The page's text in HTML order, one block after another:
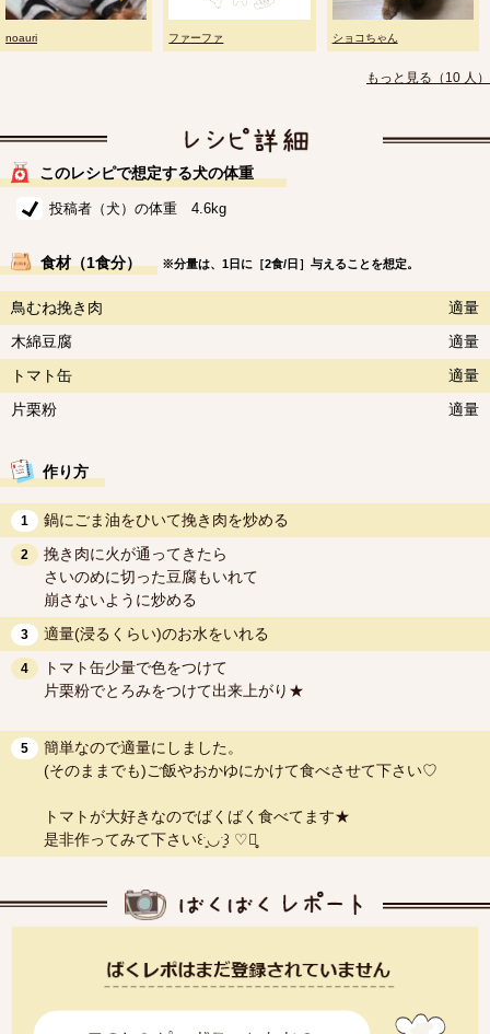
noauri ファーファ ショコちゃん
もっと見る（10 人）
このレシピで想定する犬の体重
投稿者（犬）の体重 4.6kg
食材（1食分） ※分量は、1日に［2食/日］与えることを想定。
鳥むね挽き肉
適量
木綿豆腐
適量
トマト缶
適量
片栗粉
適量
作り方
1 鍋にごま油をひいて挽き肉を炒める
2
挽き肉に火が通ってきたら
さいのめに切った豆腐もいれて
崩さないように炒める
3 適量(浸るくらい)のお水をいれる
4
トマト缶少量で色をつけて
片栗粉でとろみをつけて出来上がり★
5
簡単なので適量にしました。
(そのままでも)ご飯やおかゆにかけて食べさせて下さい♡
トマトが大好きなのでばくばく食べてます★
是非作ってみて下さい꒰ˑ͈◡ˑ͈꒱ ♡ೄ̥